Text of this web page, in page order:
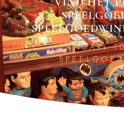
JANUARI